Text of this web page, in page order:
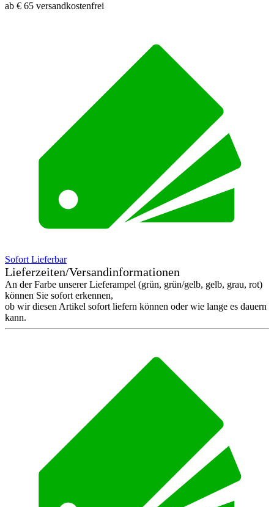
ab € 65 versandkostenfrei
Sofort Lieferbar
Lieferzeiten/Versandinformationen
An der Farbe unserer Lieferampel (grün, grün/gelb, gelb, grau, rot)
können Sie sofort erkennen,
ob wir diesen Artikel sofort liefern können oder wie lange es dauern
kann.